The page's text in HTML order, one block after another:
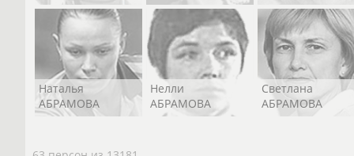
Наталья
АБРАМОВА
Нелли
АБРАМОВА
Светлана
АБРАМОВА